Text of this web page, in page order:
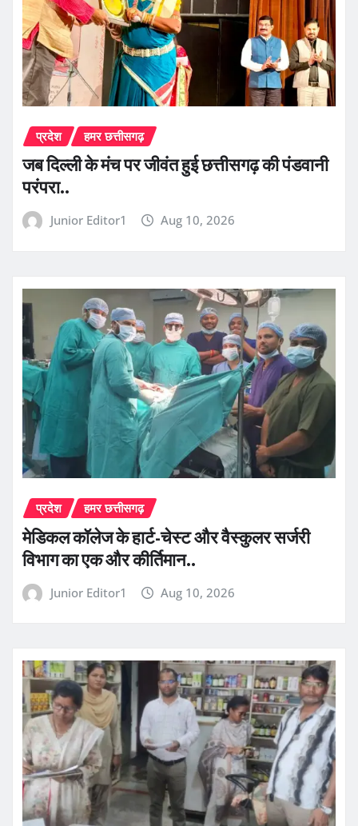
प्रदेश हमर छत्तीसगढ़
जब दिल्ली के मंच पर जीवंत हुई छत्तीसगढ़ की पंडवानी
परंपरा..
Junior Editor1 Aug 10, 2026
प्रदेश हमर छत्तीसगढ़
​मेडिकल कॉलेज के हार्ट-चेस्ट और वैस्कुलर सर्जरी
विभाग का एक और कीर्तिमान..
Junior Editor1 Aug 10, 2026